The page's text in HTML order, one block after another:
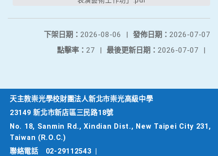
發佈日期： 2026-07-07
下架日期： 2026-08-06
|
最後更新日期： 2026-07-07 |
點擊率： 27 |
天主教崇光學校財團法人新北市崇光高級中學
23149 新北市新店區三民路18號
No. 18, Sanmin Rd., Xindian Dist., New Taipei City 231,
Taiwan (R.O.C.)
聯絡電話
02-29112543